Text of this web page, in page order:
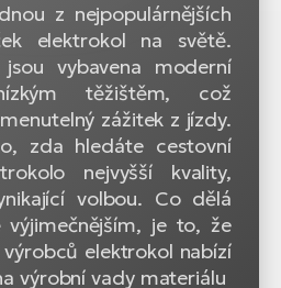
z nejpopulárnějších
elektrokol na světě.
vybavena moderní
těžištěm, což
zážitek z jízdy.
zda hledáte cestovní
nejvyšší kvality,
volbou. Co dělá
výjimečnějším, je to, že
elektrokol nabízí
výrobní vady materiálu